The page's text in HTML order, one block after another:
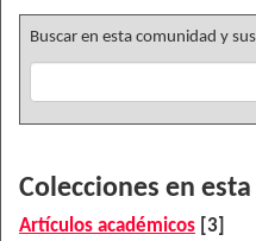
Buscar en esta comunidad y
Colecciones en
Artículos académicos [3]